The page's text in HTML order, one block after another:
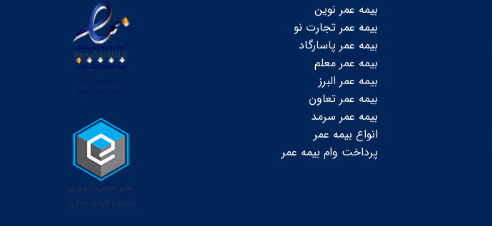
بیمه عمر نوین
بیمه عمر تجارت نو
بیمه عمر پاسارگاد
بیمه عمر معلم
بیمه عمر البرز
بیمه عمر تعاون
بیمه عمر سرمد
انواع بیمه عمر
پرداخت وام بیمه عمر